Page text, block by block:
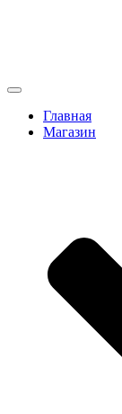
Переключить
навигациюГлавная
Магазин